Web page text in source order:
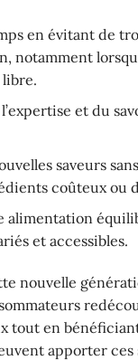
en évitant de
notamment
et du
saveurs
coûteux ou
alimentation
et accessibles.
nouvelle
tout en bénéficiant
apporter ces